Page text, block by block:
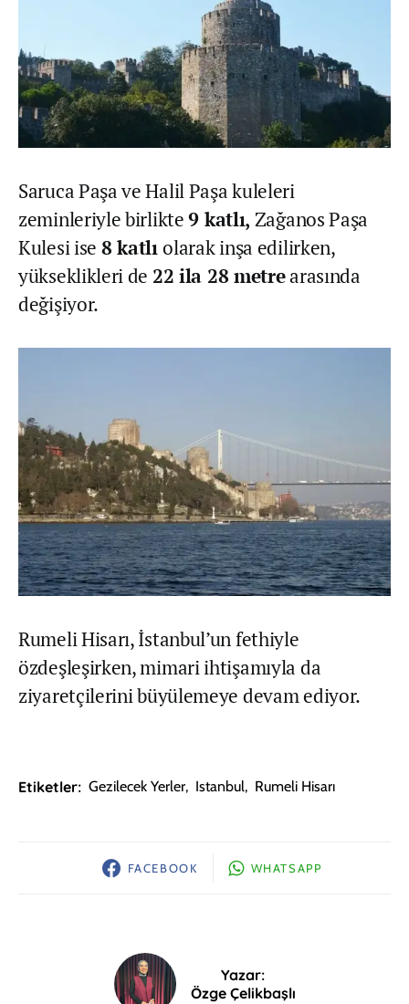
Saruca Paşa ve Halil Paşa kuleleri
zeminleriyle birlikte9 katlı, Zağanos Paşa
Kulesi ise 8 katlıolarak inşa edilirken,
yükseklikleri de 22 ila 28 metrearasında
değişiyor.
Rumeli Hisarı, İstanbul’un fethiyle
özdeşleşirken, mimari ihtişamıyla da
ziyaretçilerini büyülemeye devam ediyor.
Etiketler: Gezilecek Yerler, Istanbul, Rumeli Hisarı
FACEBOOK WHATSAPP
Yazar:
Özge Çelikbaşlı